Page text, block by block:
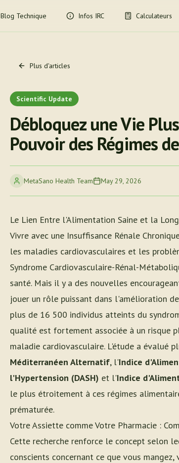
Blog Technique Infos IRC Calculateurs
Plus d'articles
Scientific Update
Débloquez une Vie
Pouvoir des Régimes
MetaSano Health Team May 29, 2026
Le Lien Entre l'Alimentation Saine et la
Vivre avec une Insuffisance Rénale
les maladies cardiovasculaires et les
Syndrome Cardiovasculaire-Rénal-
santé. Mais il y a des nouvelles
jouer un rôle puissant dans l'amélioration
plus de 16 500 individus atteints du
qualité est fortement associée à un risque
maladie cardiovasculaire. L'étude a évalué
Méditerranéen Alternatif, l'Indice
l'Hypertension (DASH) et l'Indice
le plus étroitement à ces régimes
prématurée.
Votre Assiette comme Votre Pharmacie :
Cette recherche renforce le concept selon
conscients concernant ce que vous